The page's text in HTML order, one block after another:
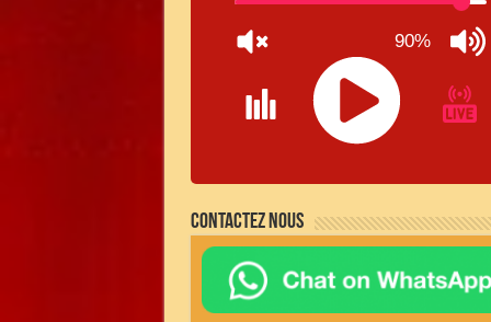
90%
RADIO
PLAYER
WORDPRESS
RADIO
PLUGIN
powered
Contactez nous